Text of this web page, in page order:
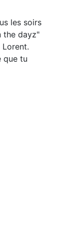
les soirs
the dayz"
Lorent.
que tu